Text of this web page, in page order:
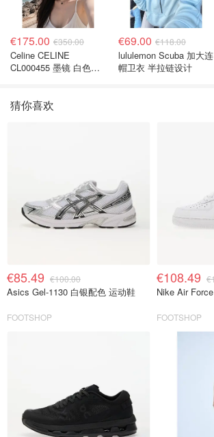
€175.00 €350.00
Celine CELINE
CL000455 墨镜 白色黑
€69.00 €118.00
lululemon Scuba 加大连
帽卫衣 半拉链设计
猜你喜欢
€85.49 €100.00
Asics Gel-1130 白银配色 运动鞋
FOOTSHOP
€108.49
Nike Air
FOOTSHOP